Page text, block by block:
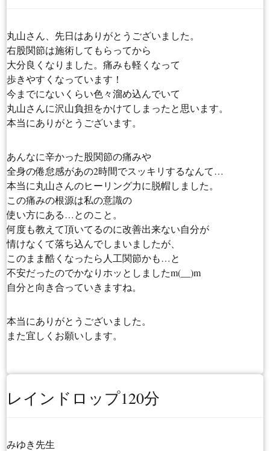
丸山さん、先日はありがとうございました。
右股関節は施術してもらってから
大分良くなりました。痛みも軽くなって
歩きやすくなっています！
今までにないくらい色々溜め込んでいて
丸山さんに沢山負担をかけてしまったと思います。
本当にありがとうございます。
あんなに辛かった股関節の痛みや
全身の倦怠感があの2時間でスッキリするなんて…
本当に丸山さんのヒーリング力に脱帽しました。
この痛みの根源は私の意識の
使い方にある…とのこと。
何度も教えて頂いてるのに改善出来ない自分が
情けなくて落ち込んでしまいましたが、
このまま酷くなったら人工関節かも…と
不安だったのでかなりホッとしましたm(__)m
自分と向き合っていきますね。
本当にありがとうございました。
また宜しくお願いします。
レインドロップ120分
みゆき先生